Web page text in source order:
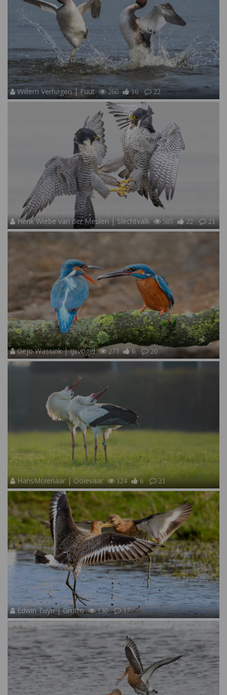
Willem Verhagen | Fuut 260 16 22
Henk Wiebe van der Meulen | Slechtvalk 505 22 21
Gejo Wassink | IJsvogel 273 6 20
HansMolenaar | Ooievaar 124 6 21
Edwin Tuyn | Grutto 130 17